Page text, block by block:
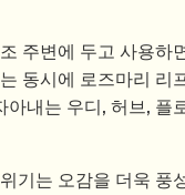
주변에 두고 사용하
동시에 로즈마리 리
아내는 우디, 허브, 플
기는 오감을 더욱 풍